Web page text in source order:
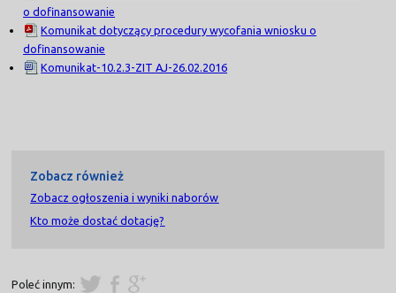
o dofinansowanie
Komunikat dotyczący procedury wycofania wniosku o
dofinansowanie
Komunikat-10.2.3-ZIT AJ-26.02.2016
Zobacz również
Zobacz ogłoszenia i wyniki naborów
Kto może dostać dotację?
Poleć innym: